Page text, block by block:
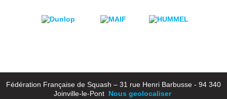
Fédération Française de Squash – 31 rue Henri Barbusse - 94 340
Joinville-le-Pont Nous geolocaliser